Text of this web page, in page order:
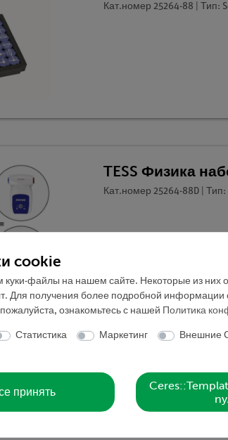
Кат.номер 25264-88 | Тип:
TESS Физика
Кат.номер 25264-88D | Тип:
должны сначала узнать, что данное
cookie
куки-файлы на нашем сайте. Некоторые из них
Для получения более подробной информации
ознакомьтесь с нашей
Политика
Статистика Маркетинг Внешние
принять